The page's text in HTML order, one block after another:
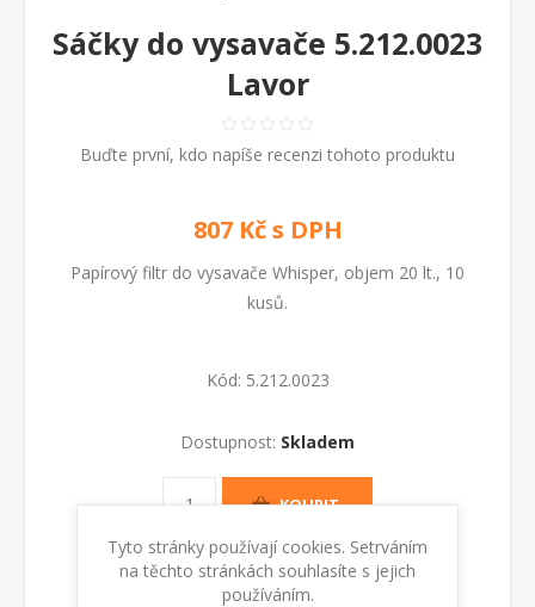
Sáčky do vysavače 5.212.0023
Lavor
Buďte první, kdo napíše recenzi tohoto produktu
807 Kč s DPH
Papírový filtr do vysavače Whisper, objem 20 lt., 10
kusů.
Kód: 5.212.0023
Dostupnost: Skladem
KOUPIT
Tyto stránky používají cookies. Setrváním
na těchto stránkách souhlasíte s jejich
používáním.